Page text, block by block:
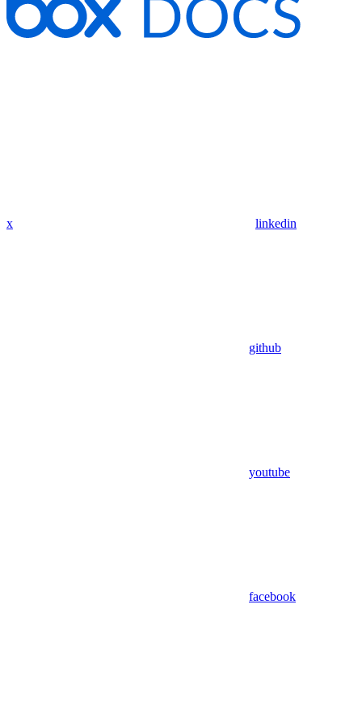
x linkedin
github
youtube
facebook